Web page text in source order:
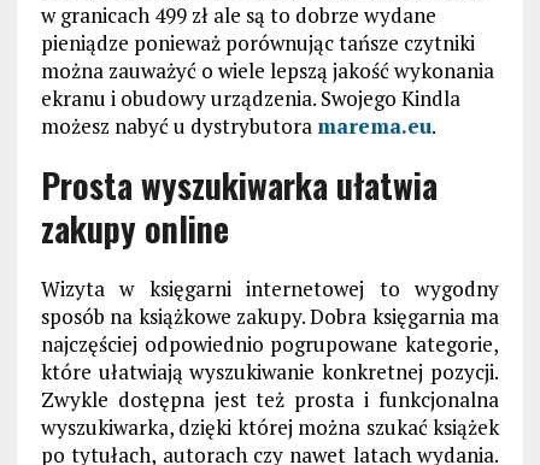
w granicach 499 zł ale są to dobrze wydane
pieniądze ponieważ porównując tańsze czytniki
można zauważyć o wiele lepszą jakość wykonania
ekranu i obudowy urządzenia. Swojego Kindla
możesz nabyć u dystrybutora marema.eu.
Prosta wyszukiwarka ułatwia
zakupy online
Wizyta w księgarni internetowej to wygodny
sposób na książkowe zakupy. Dobra księgarnia ma
najczęściej odpowiednio pogrupowane kategorie,
które ułatwiają wyszukiwanie konkretnej pozycji.
Zwykle dostępna jest też prosta i funkcjonalna
wyszukiwarka, dzięki której można szukać książek
po tytułach, autorach czy nawet latach wydania.